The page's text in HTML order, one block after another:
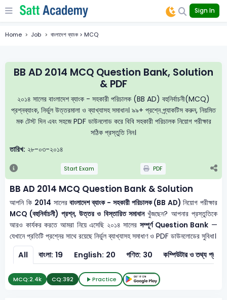
Sign In
Home Job বাংলাদেশ ব্যাংক > MCQ
BB AD 2014 MCQ Question Bank, Solution
& PDF
২০১৪ সালের বাংলাদেশ ব্যাংক - সহকারী পরিচালক (BB AD) বহুনির্বাচনী(MCQ)
প্রশ্নব্যাংক, নির্ভুল উত্তরমালা ও ব্যাখ্যাসহ সমাধান। ৯৯+ প্রশ্নে প্র্যাকটিস করুন, নিয়মিত
মক টেস্ট দিন এবং সহজে PDF ডাউনলোড করে বিবি সহকারী পরিচালক নিয়োগ পরীক্ষার
সঠিক প্রস্তুতি নিন।
তারিখ: ২৮-০৩-২০১৪
Start Exam PDF
BB AD 2014 MCQ Question Bank & Solution
আপনি কি 2014 সালেরবাংলাদেশ ব্যাংক - সহকারী পরিচালক (BB AD)নিয়োগ পরীক্ষার
MCQ (বহুনির্বাচনী) প্রশ্ন, উত্তর ও বিস্তারিত সমাধানখুঁজছেন? আপনার প্রস্তুতিকে
আরও কার্যকর করতে আমরা নিয়ে এসেছি ২০১৪ সালেরসম্পূর্ণ Question Bank —
যেখানে প্রতিটি প্রশ্নের সাথে রয়েছে নির্ভুল ব্যাখ্যাসহ সমাধাণ ও PDF ডাউনলোডের সুবিধা।
All বাংলা: 19 English: 20 গণিত: 30 কম্পিউটার
MCQ:2.4k CQ:392 Practice